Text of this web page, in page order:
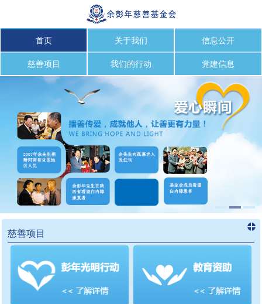
首页 关于我们 信息公开
慈善项目 我们的行动 党建信息
慈善项目
进入慈